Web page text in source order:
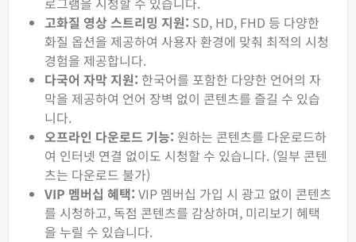
고화질 영상 스트리밍 지원: SD, HD, FHD 등 다양한
화질 옵션을 제공하여 사용자 환경에 맞춰 최적의 시청
경험을 제공합니다.
다국어 자막 지원: 한국어를 포함한 다양한 언어의 자
막을 제공하여 언어 장벽 없이 콘텐츠를 즐길 수 있습
니다.
오프라인 다운로드 기능: 원하는 콘텐츠를 다운로드하
여 인터넷 연결 없이도 시청할 수 있습니다. (일부 콘텐
츠는 다운로드 불가)
VIP 멤버십 혜택: VIP 멤버십 가입 시 광고 없이 콘텐츠
를 시청하고, 독점 콘텐츠를 감상하며, 미리보기 혜택
을 누릴 수 있습니다.